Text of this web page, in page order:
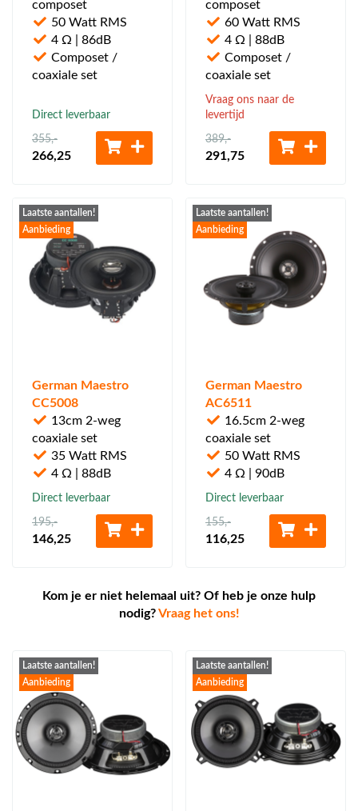
composet
50 Watt RMS
4 Ω | 86dB
Composet /
coaxiale set
Direct leverbaar
355,-
266,25
composet
60 Watt RMS
4 Ω | 88dB
Composet /
coaxiale set
Vraag ons naar de
levertijd
389,-
291,75
Laatste aantallen!
Aanbieding
German Maestro
CC5008
13cm 2-weg
coaxiale set
35 Watt RMS
4 Ω | 88dB
Direct leverbaar
195,-
146,25
Laatste aantallen!
Aanbieding
German Maestro
AC6511
16.5cm 2-weg
coaxiale set
50 Watt RMS
4 Ω | 90dB
Direct leverbaar
155,-
116,25
Kom je er niet helemaal uit? Of heb je onze hulp
nodig?Vraag het ons!
Laatste aantallen!
Aanbieding
Laatste aantallen!
Aanbieding